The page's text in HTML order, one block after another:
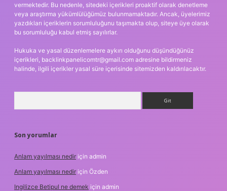
vermektedir. Bu nedenle, sitedeki içerikleri proaktif olarak denetleme
veya araştırma yükümlülüğümüz bulunmamaktadır. Ancak, üyelerimiz
yazdıkları içeriklerin sorumluluğunu taşımakta olup, siteye üye olarak
bu sorumluluğu kabul etmiş sayılırlar.
Hukuka ve yasal düzenlemelere aykırı olduğunu düşündüğünüz
içerikleri, backlinkpanelicomtr@gmail.com adresine bildirmeniz
halinde, ilgili içerikler yasal süre içerisinde sitemizden kaldırılacaktır.
Son yorumlar
Anlam yayılması nedir için admin
Anlam yayılması nedir için Özden
Ingilizce Betipul ne demek için admin